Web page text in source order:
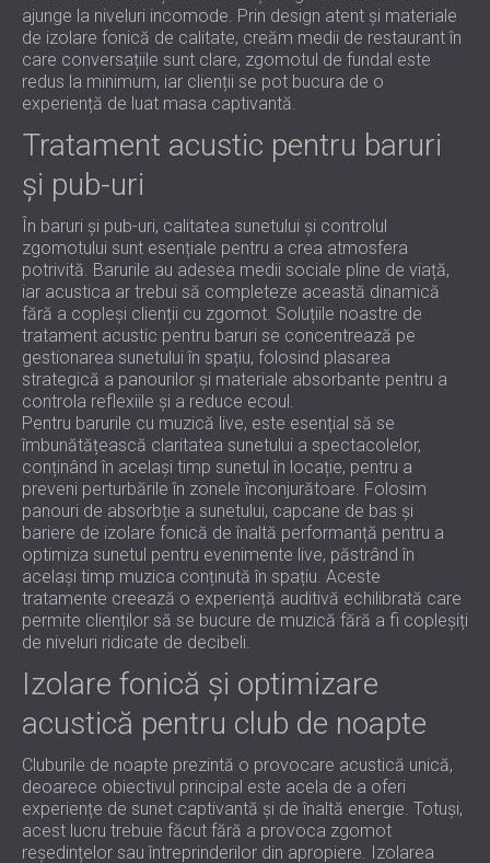
ajunge la niveluri incomode. Prin design atent și materiale
de izolare fonică de calitate, creăm medii de restaurant în
care conversațiile sunt clare, zgomotul de fundal este
redus la minimum, iar clienții se pot bucura de o
experiență de luat masa captivantă.
Tratament acustic pentru baruri
și pub-uri
În baruri și pub-uri, calitatea sunetului și controlul
zgomotului sunt esențiale pentru a crea atmosfera
potrivită. Barurile au adesea medii sociale pline de viață,
iar acustica ar trebui să completeze această dinamică
fără a copleși clienții cu zgomot. Soluțiile noastre de
tratament acustic pentru baruri se concentrează pe
gestionarea sunetului în spațiu, folosind plasarea
strategică a panourilor și materiale absorbante pentru a
controla reflexiile și a reduce ecoul.
Pentru barurile cu muzică live, este esențial să se
îmbunătățească claritatea sunetului a spectacolelor,
conținând în același timp sunetul în locație, pentru a
preveni perturbările în zonele înconjurătoare. Folosim
panouri de absorbție a sunetului, capcane de bas și
bariere de izolare fonică de înaltă performanță pentru a
optimiza sunetul pentru evenimente live, păstrând în
același timp muzica conținută în spațiu. Aceste
tratamente creează o experiență auditivă echilibrată care
permite clienților să se bucure de muzică fără a fi copleșiți
de niveluri ridicate de decibeli.
Izolare fonică și optimizare
acustică pentru club de noapte
Cluburile de noapte prezintă o provocare acustică unică,
deoarece obiectivul principal este acela de a oferi
experiențe de sunet captivantă și de înaltă energie. Totuși,
acest lucru trebuie făcut fără a provoca zgomot
reședințelor sau întreprinderilor din apropiere. Izolarea